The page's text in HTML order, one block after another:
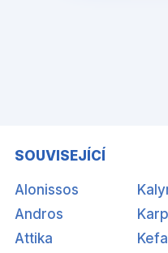
SOUVISEJÍCÍ
Alonissos
Andros
Attika